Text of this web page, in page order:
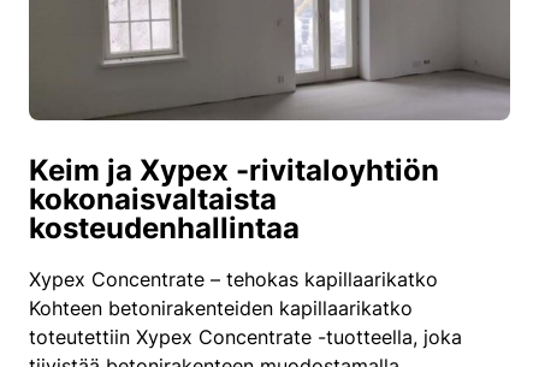
Keim ja Xypex -rivitaloyhtiön
kokonaisvaltaista
kosteudenhallintaa
Xypex Concentrate – tehokas kapillaarikatko
Kohteen betonirakenteiden kapillaarikatko
toteutettiin Xypex Concentrate -tuotteella, joka